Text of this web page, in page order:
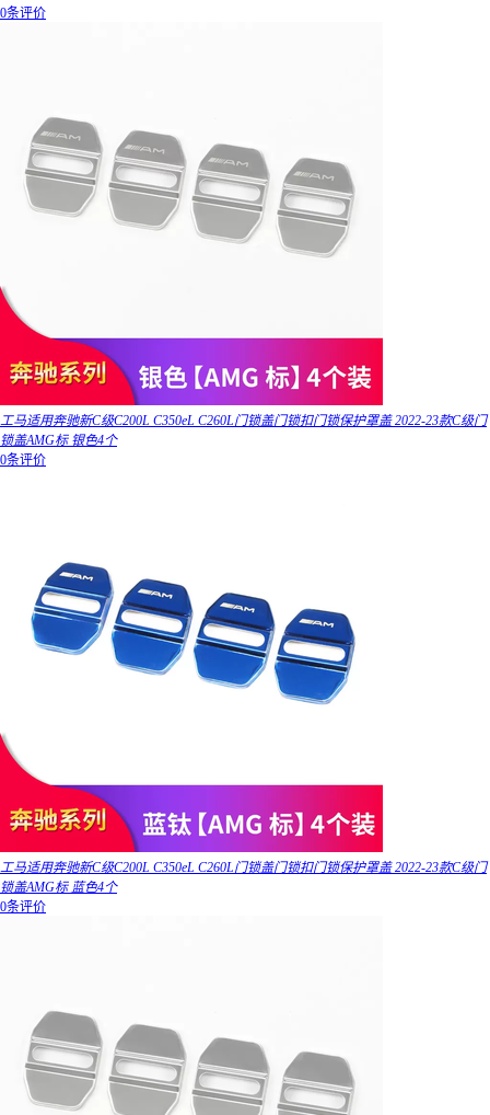
0条评价
工马适用奔驰新C级C200L C350eL C260L门锁盖门锁扣门锁保护罩盖 2022-23款C级门
锁盖AMG标 银色4个
0条评价
工马适用奔驰新C级C200L C350eL C260L门锁盖门锁扣门锁保护罩盖 2022-23款C级门
锁盖AMG标 蓝色4个
0条评价